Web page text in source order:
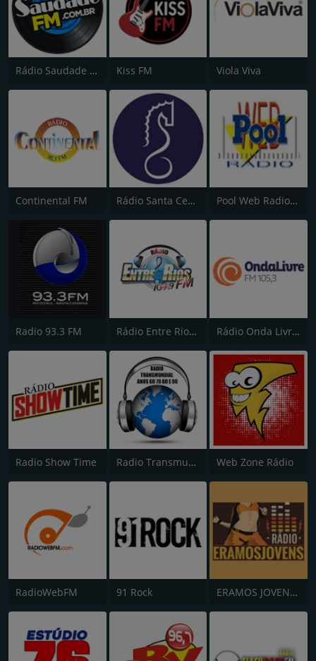
Rádio Saudade FM 100.7 Kiss FM Viola Viva
Continental FM Rádio Santa Cecília FM 107.7 Pool Web Radio "Energia no Ar"
Radio 93.3 FM Rádio Entre Rios FM 104.9 Rádio Onda Livre FM 105.3
Radio Show Time Radio Transmundial 60 70 80 e 90 Web Zone Rádio
RadioWebFM 91 Rock ERAMOS JOVENS WEB RADIO